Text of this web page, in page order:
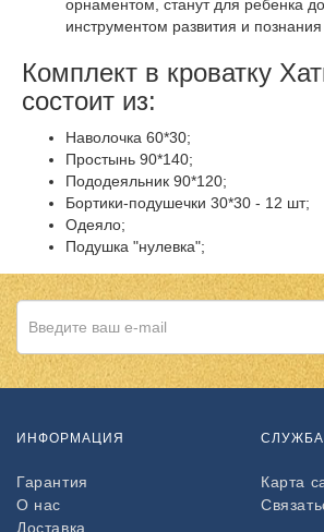
орнаментом, станут для ребенка
инструментом развития и
Комплект в кроватку
состоит из:
Наволочка 60*30;
Простынь 90*140;
Пододеяльник 90*120;
Бортики-подушечки 30*30 - 12 шт;
Одеяло;
Подушка "нулевка";
ИНФОРМАЦИЯ
Гарантия
О нас
Доставка
Карта